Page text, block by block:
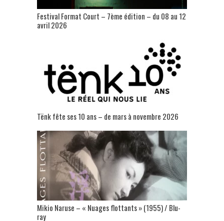
Festival Format Court – 7ème édition – du 08 au 12
avril 2026
Tënk fête ses 10 ans – de mars à novembre 2026
Mikio Naruse – « Nuages flottants » (1955) / Blu-
ray